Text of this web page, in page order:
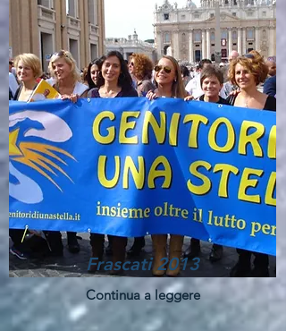
Frascati 2013
Continua a leggere